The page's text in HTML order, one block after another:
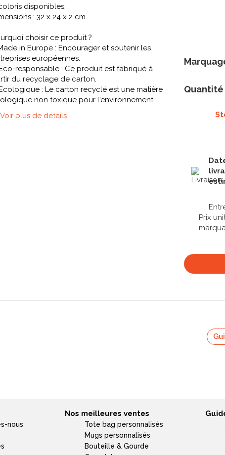
disponibles.
: 32 x 24 x 2 cm
choisir ce produit ?
in Europe : Encourager et soutenir les
européennes.
responsable : Ce produit est fabriqué à
du recyclage de carton.
: Le carton recyclé est une matière
non toxique pour l'environnement.
plus de détails
Quantité
Prix
nous
Nos meilleures ventes
Tote bag personnalisés
Mugs personnalisés
Bouteille & Gourde